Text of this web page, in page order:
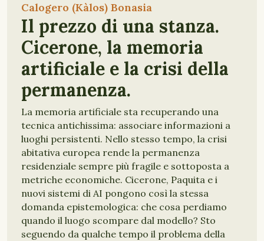
Calogero (Kàlos) Bonasia
Il prezzo di una stanza.
Cicerone, la memoria
artificiale e la crisi della
permanenza.
La memoria artificiale sta recuperando una
tecnica antichissima: associare informazioni a
luoghi persistenti. Nello stesso tempo, la crisi
abitativa europea rende la permanenza
residenziale sempre più fragile e sottoposta a
metriche economiche. Cicerone, Paquita e i
nuovi sistemi di AI pongono così la stessa
domanda epistemologica: che cosa perdiamo
quando il luogo scompare dal modello? Sto
seguendo da qualche tempo il problema della